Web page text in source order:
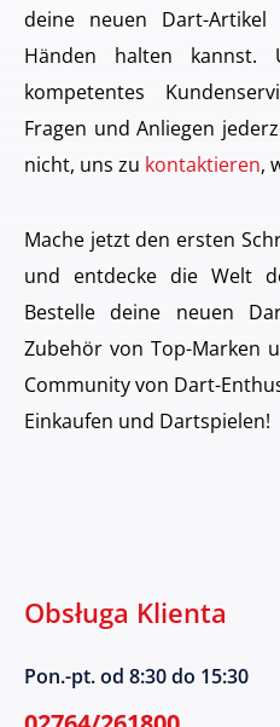
deine neuen Dart-
Händen halten kannst.
kompetentes
Fragen und Anliegen
nicht, uns zu kontaktieren,
Mache jetzt den ersten
und entdecke die Welt
Bestelle deine neuen
Zubehör von Top-Marken
Community von Dart-
Einkaufen und Dartspielen!
Obsługa Klienta
Pon.-pt. od 8:30 do 15:30